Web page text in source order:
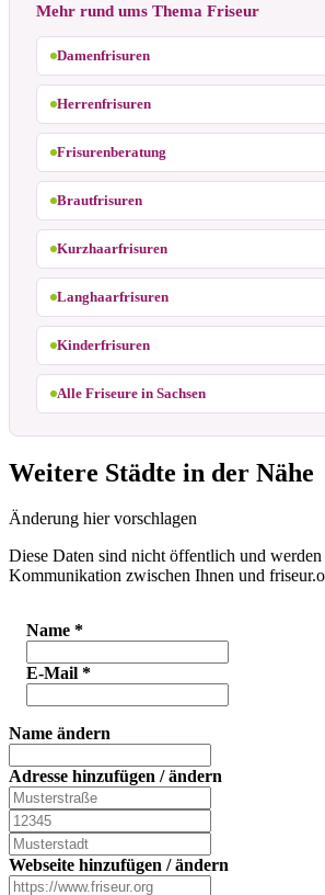
Mehr rund ums Thema Friseur
Damenfrisuren
Herrenfrisuren
Frisurenberatung
Brautfrisuren
Kurzhaarfrisuren
Langhaarfrisuren
Kinderfrisuren
Alle Friseure in Sachsen
Weitere Städte in der Nähe
Änderung hier vorschlagen
Diese Daten sind nicht öffentlich und
Kommunikation zwischen Ihnen und
Name *
E-Mail *
Name ändern
Adresse hinzufügen / ändern
Webseite hinzufügen / ändern